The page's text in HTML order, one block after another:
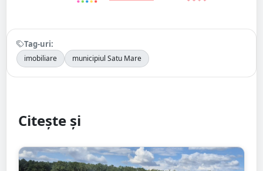
Tag-uri:
imobiliare municipiul Satu Mare
Citește și